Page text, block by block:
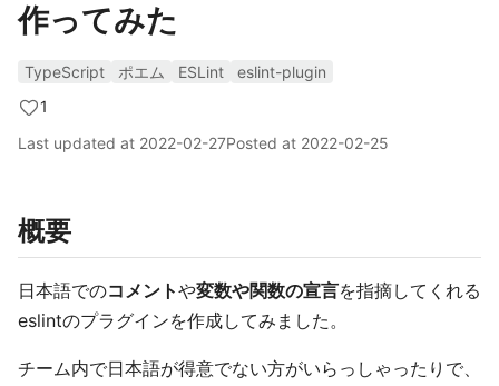
作ってみた
TypeScript ポエム ESLint
eslint-plugin
1
Last updated at 2022-02-27Posted at 2022-02-25
概要
日本語でのコメントや変数や関数の宣言を指摘してくれる
eslintのプラグインを作成してみました。
チーム内で日本語が得意でない方がいらっしゃったりで、